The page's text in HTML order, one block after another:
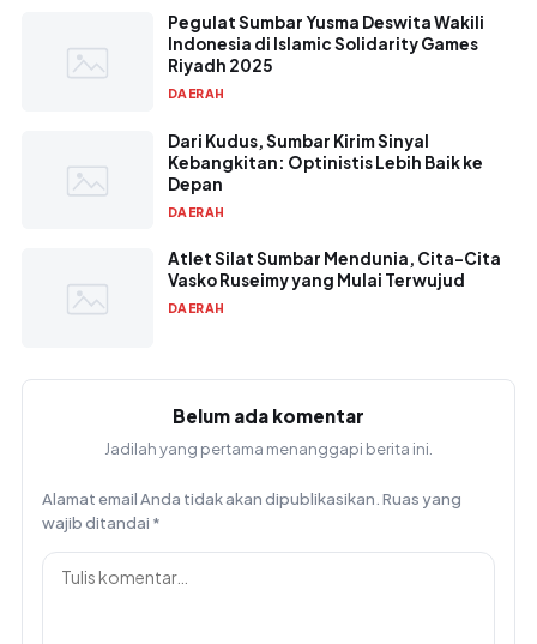
Pegulat Sumbar Yusma Deswita Wakili
Indonesia di Islamic Solidarity Games
Riyadh 2025
DAERAH
Dari Kudus, Sumbar Kirim Sinyal
Kebangkitan: Optinistis Lebih Baik ke
Depan
DAERAH
Atlet Silat Sumbar Mendunia, Cita-Cita
Vasko Ruseimy yang Mulai Terwujud
DAERAH
Belum ada komentar
Jadilah yang pertama menanggapi berita ini.
Alamat email Anda tidak akan dipublikasikan. Ruas yang
wajib ditandai *